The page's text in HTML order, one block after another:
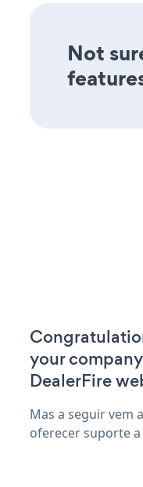
Not
your
DealerFire
Mas a seguir vem
oferecer suporte